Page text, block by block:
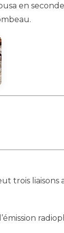
en
trois liaisons